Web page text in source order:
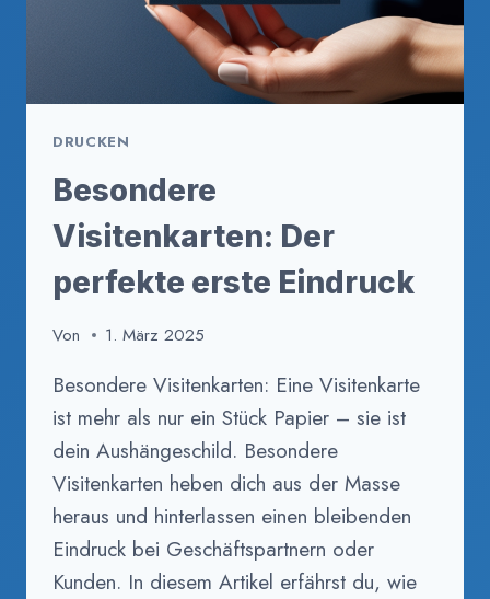
DRUCKEN
Besondere
Visitenkarten: Der
perfekte erste Eindruck
Von 1. März 2025
Besondere Visitenkarten: Eine Visitenkarte
ist mehr als nur ein Stück Papier – sie ist
dein Aushängeschild. Besondere
Visitenkarten heben dich aus der Masse
heraus und hinterlassen einen bleibenden
Eindruck bei Geschäftspartnern oder
Kunden. In diesem Artikel erfährst du, wie